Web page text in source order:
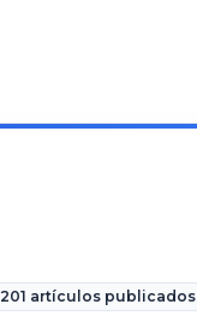
201 artículos publicados